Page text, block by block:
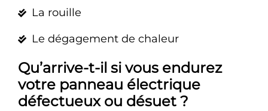
La rouille
Le dégagement de chaleur
Qu’arrive-t-il si vous endurez
votre panneau électrique
défectueux ou désuet ?